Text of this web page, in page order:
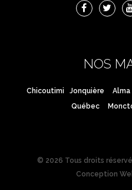
NOS
Chicoutimi Jonquière Alma
Québec
© 2026 Tous droits
Conception